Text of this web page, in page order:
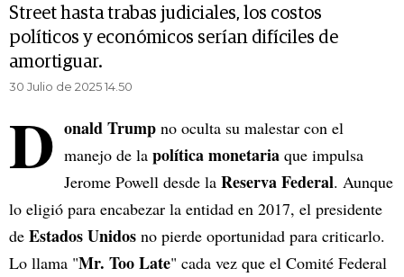
Street hasta trabas judiciales, los costos
políticos y económicos serían difíciles de
amortiguar.
30 Julio de 2025 14.50
D onald Trump no oculta su malestar con el
manejo de la política monetaria que impulsa
Jerome Powell desde la Reserva Federal. Aunque
lo eligió para encabezar la entidad en 2017, el presidente
de Estados Unidos no pierde oportunidad para criticarlo.
Lo llama "Mr. Too Late" cada vez que el Comité Federal